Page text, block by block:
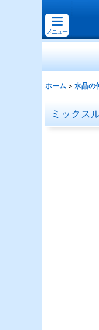
メニュー
ホーム > 水晶の
ミックス